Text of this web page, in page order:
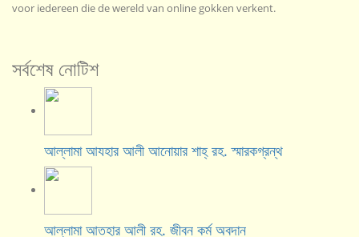
voor iedereen die de wereld van online gokken verkent.
সর্বশেষ নোটিশ
আল্লামা আযহার আলী আনোয়ার শাহ্‌ রহ. স্মারকগ্রন্থ
আল্লামা আতহার আলী রহ. জীবন কর্ম অবদান